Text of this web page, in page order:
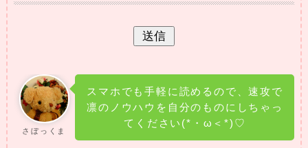
さぼっくま
スマホでも手軽に読めるので、速攻で
凛のノウハウを自分のものにしちゃっ
てください(*・ω＜*)♡